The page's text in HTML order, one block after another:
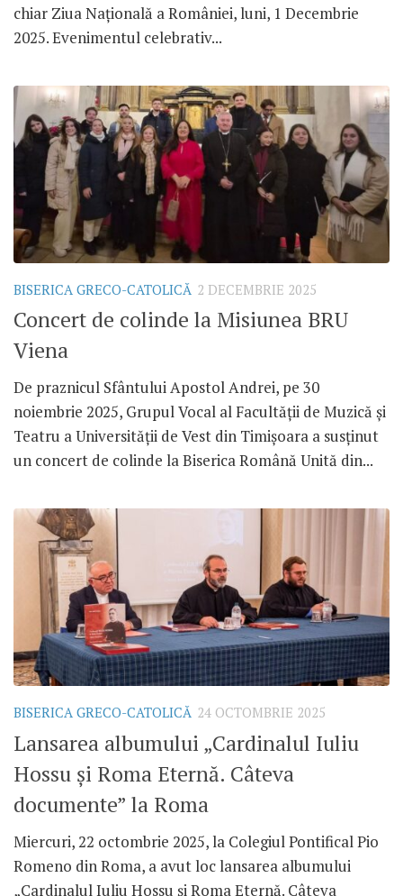
chiar Ziua Națională a României, luni, 1 Decembrie
2025. Evenimentul celebrativ...
BISERICA GRECO-CATOLICĂ 2 DECEMBRIE 2025
Concert de colinde la Misiunea BRU
Viena
De praznicul Sfântului Apostol Andrei, pe 30
noiembrie 2025, Grupul Vocal al Facultății de Muzică și
Teatru a Universității de Vest din Timișoara a susținut
un concert de colinde la Biserica Română Unită din...
BISERICA GRECO-CATOLICĂ 24 OCTOMBRIE 2025
Lansarea albumului „Cardinalul Iuliu
Hossu și Roma Eternă. Câteva
documente” la Roma
Miercuri, 22 octombrie 2025, la Colegiul Pontifical Pio
Romeno din Roma, a avut loc lansarea albumului
„Cardinalul Iuliu Hossu și Roma Eternă. Câteva